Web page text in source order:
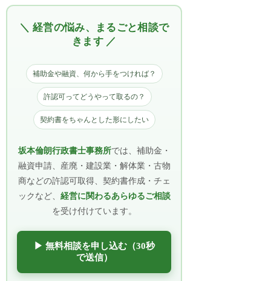
＼ 経営の悩み、まるごと相談で
きます ／
補助金や融資、何から手をつければ？
許認可ってどうやって取るの？
契約書をちゃんとした形にしたい
坂本倫朗行政書士事務所では、補助金・
融資申請、産廃・建設業・解体業・古物
商などの許認可取得、契約書作成・チェ
ックなど、 経営に関わるあらゆるご相談
を受け付けています。
▶ 無料相談を申し込む（30秒
で送信）